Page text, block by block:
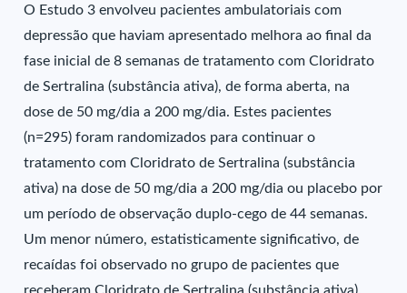
O Estudo 3 envolveu pacientes ambulatoriais com
depressão que haviam apresentado melhora ao final da
fase inicial de 8 semanas de tratamento com Cloridrato
de Sertralina (substância ativa), de forma aberta, na
dose de 50 mg/dia a 200 mg/dia. Estes pacientes
(n=295) foram randomizados para continuar o
tratamento com Cloridrato de Sertralina (substância
ativa) na dose de 50 mg/dia a 200 mg/dia ou placebo por
um período de observação duplo-cego de 44 semanas.
Um menor número, estatisticamente significativo, de
recaídas foi observado no grupo de pacientes que